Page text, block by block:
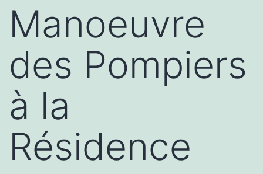
Manoeuvre
des Pompiers
à la
Résidence